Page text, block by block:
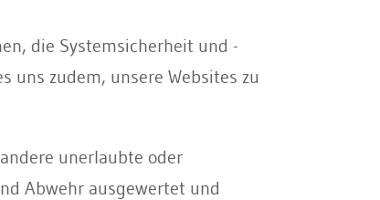
die Systemsicherheit und -
uns zudem, unsere Websites zu
unerlaubte oder
Abwehr ausgewertet und